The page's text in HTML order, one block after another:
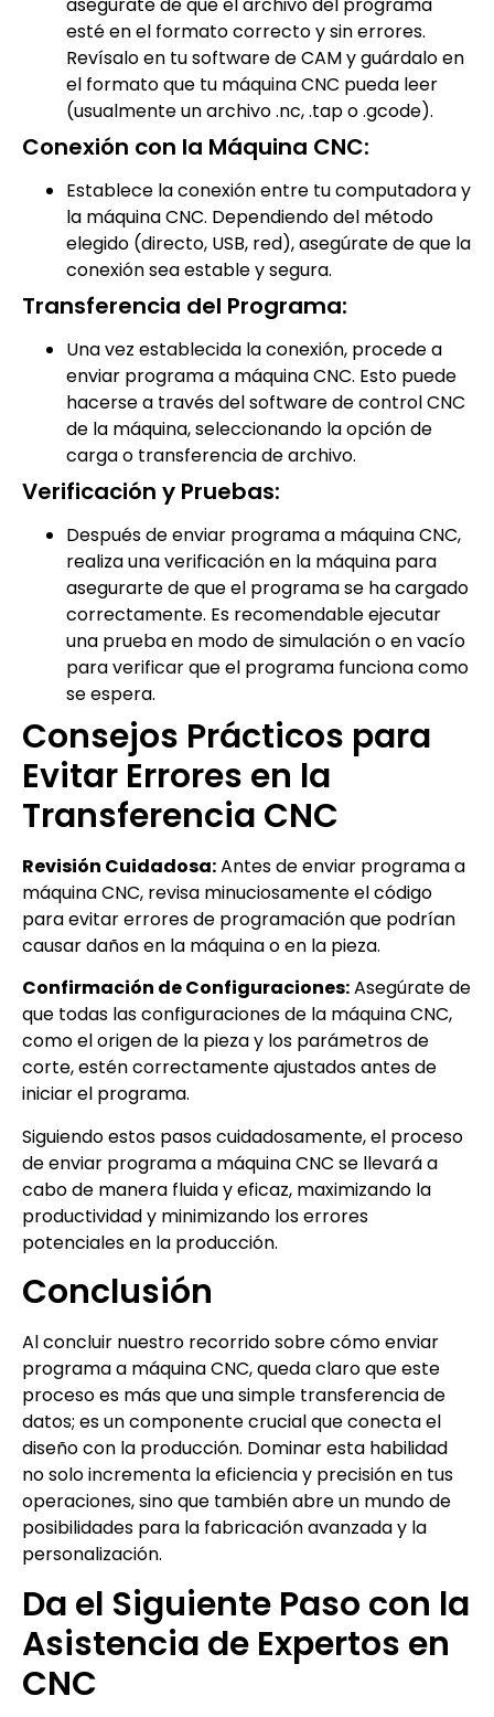
esté en el formato correcto y sin errores.
Revísalo en tu software de CAM y guárdalo en
el formato que tu máquina CNC pueda leer
(usualmente un archivo .nc, .tap o .gcode).
Conexión con la Máquina CNC:
Establece la conexión entre tu computadora y
la máquina CNC. Dependiendo del método
elegido (directo, USB, red), asegúrate de que la
conexión sea estable y segura.
Transferencia del Programa:
Una vez establecida la conexión, procede a
enviar programa a máquina CNC. Esto puede
hacerse a través del software de control CNC
de la máquina, seleccionando la opción de
carga o transferencia de archivo.
Verificación y Pruebas:
Después de enviar programa a máquina CNC,
realiza una verificación en la máquina para
asegurarte de que el programa se ha cargado
correctamente. Es recomendable ejecutar
una prueba en modo de simulación o en vacío
para verificar que el programa funciona como
se espera.
Consejos Prácticos para
Evitar Errores en la
Transferencia CNC
Revisión Cuidadosa:Antes de enviar programa a
máquina CNC, revisa minuciosamente el código
para evitar errores de programación que podrían
causar daños en la máquina o en la pieza.
Confirmación de Configuraciones:Asegúrate de
que todas las configuraciones de la máquina CNC,
como el origen de la pieza y los parámetros de
corte, estén correctamente ajustados antes de
iniciar el programa.
Siguiendo estos pasos cuidadosamente, el proceso
de enviar programa a máquina CNC se llevará a
cabo de manera fluida y eficaz, maximizando la
productividad y minimizando los errores
potenciales en la producción.
Conclusión
Al concluir nuestro recorrido sobre cómo enviar
programa a máquina CNC, queda claro que este
proceso es más que una simple transferencia de
datos; es un componente crucial que conecta el
diseño con la producción. Dominar esta habilidad
no solo incrementa la eficiencia y precisión en tus
operaciones, sino que también abre un mundo de
posibilidades para la fabricación avanzada y la
personalización.
Da el Siguiente Paso con la
Asistencia de Expertos en
CNC